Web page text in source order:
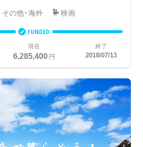
その他・海外 映画
FUNDED
現在
6,285,400円
終了
2018/07/13